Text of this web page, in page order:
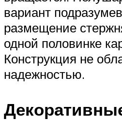
вариант
размещение
одной половинке
Конструкция не
надежностью.